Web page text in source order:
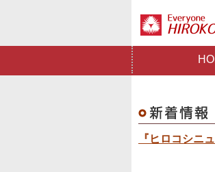
『ヒロコシニ